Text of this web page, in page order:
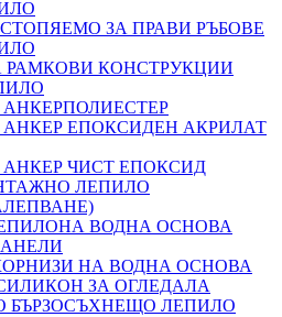
ЗА ПРАВИ РЪБОВЕ
РАМКОВИ КОНСТРУКЦИИ
АНКЕР ЕПОКСИДЕН АКРИЛАТ
АНКЕР ЧИСТ ЕПОКСИД
ЛЕПИЛО
ВОДНА ОСНОВА
НА ВОДНА ОСНОВА
ЗА ОГЛЕДАЛА
БЪРЗОСЪХНЕЩО ЛЕПИЛО